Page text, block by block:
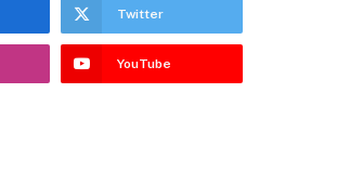
Twitter
YouTube